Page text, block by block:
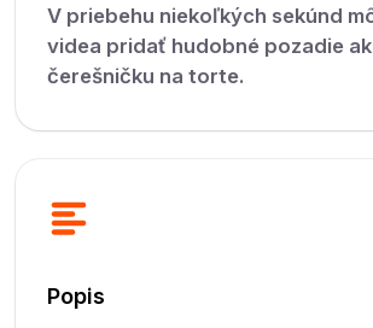
V priebehu niekoľkých sekúnd
videa pridať hudobné pozadie
čerešničku na torte.
Popis